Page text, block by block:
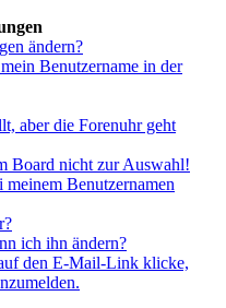
ändern?
Benutzername in der
aber die Forenuhr geht
Board nicht zur Auswahl!
Benutzernamen
ich ihn ändern?
den E-Mail-Link klicke,